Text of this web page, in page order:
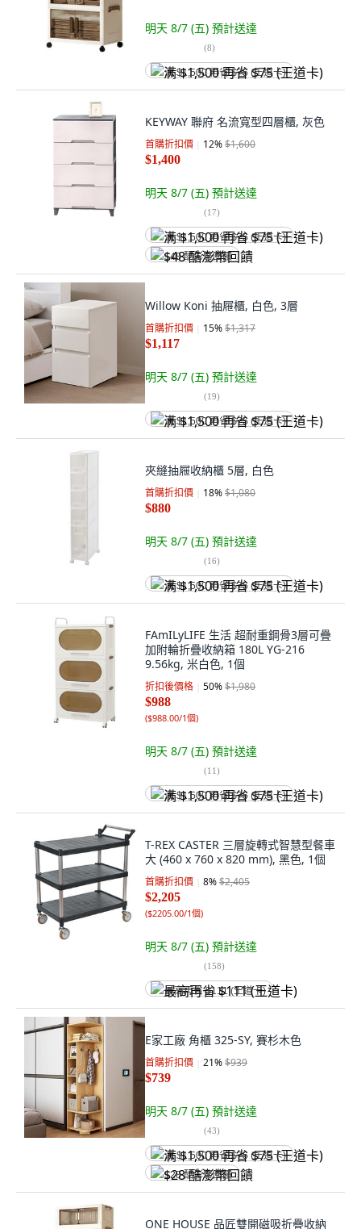
明天 8/7 (五) 預計送達
(8)
满 $1,500 再省 $75 (王道卡)
KEYWAY 聯府 名流寬型四層櫃, 灰色
首購折扣價 12%$1,600
$1,400
明天 8/7 (五) 預計送達
(17)
满 $1,500 再省 $75 (王道卡)
$48 酷澎幣回饋
Willow Koni 抽屜櫃, 白色, 3層
首購折扣價 15%$1,317
$1,117
明天 8/7 (五) 預計送達
(19)
满 $1,500 再省 $75 (王道卡)
夾縫抽屜收納櫃 5層, 白色
首購折扣價 18%$1,080
$880
明天 8/7 (五) 預計送達
(16)
满 $1,500 再省 $75 (王道卡)
FAmILyLIFE 生活 超耐重鋼骨3層可疊
加附輪折疊收納箱 180L YG-216
9.56kg, 米白色, 1個
折扣後價格 50%$1,980
$988
($988.00/1個)
明天 8/7 (五) 預計送達
(11)
满 $1,500 再省 $75 (王道卡)
T-REX CASTER 三層旋轉式智慧型餐車
大 (460 x 760 x 820 mm), 黑色, 1個
首購折扣價 8%$2,405
$2,205
($2205.00/1個)
明天 8/7 (五) 預計送達
(158)
最高再省 $111 (王道卡)
E家工廠 角櫃 325-SY, 賽杉木色
首購折扣價 21%$939
$739
明天 8/7 (五) 預計送達
(43)
满 $1,500 再省 $75 (王道卡)
$28 酷澎幣回饋
ONE HOUSE 品匠雙開磁吸折疊收納